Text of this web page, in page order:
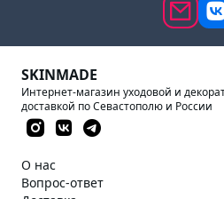
SKINMADE
Интернет-магазин уходовой и
доставкой по Севастополю и России
О нас
Вопрос-ответ